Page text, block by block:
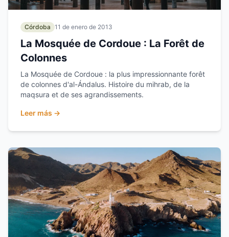
Córdoba 11 de enero de 2013
La Mosquée de Cordoue : La Forêt de
Colonnes
La Mosquée de Cordoue : la plus impressionnante forêt
de colonnes d'al-Ándalus. Histoire du mihrab, de la
maqsura et de ses agrandissements.
Leer más →